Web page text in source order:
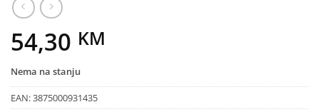
54,30 KM
Nema na stanju
EAN:3875000931435